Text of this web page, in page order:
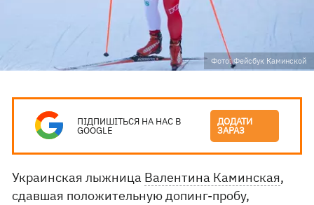
Фото: Фейсбук Каминской
ПІДПИШІТЬСЯ НА НАС В
GOOGLE
ДОДАТИ
ЗАРАЗ
Украинская лыжница Валентина Каминская,
сдавшая положительную допинг-пробу,